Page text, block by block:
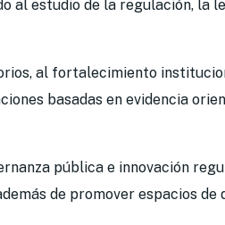
al estudio de la regulación, la
al fortalecimiento
basadas en evidencia
pública e innovación
de promover espacios de